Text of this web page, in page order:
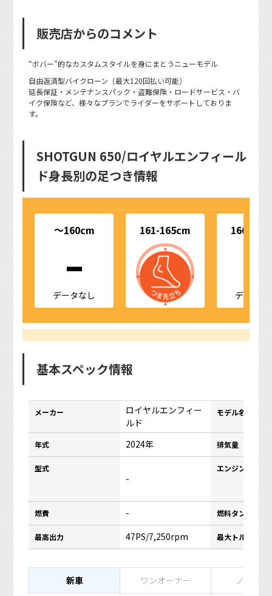
販売店からのコメント
“ボバー”的なカスタムスタイルを身にまとうニューモデル
自由返済型バイクローン（最大120回払い可能）
延長保証・メンテナンスパック・盗難保険・ロードサービス・バ
イク保険など、様々なプランでライダーをサポートしておりま
す。
SHOTGUN 650/ロイヤルエンフィール
ド身長別の足つき情報
～160cm
-
データなし
161-165cm 166-
データな
基本スペック情報
メーカー
ロイヤルエンフィー
ルド
モデル名
年式 2024年 排気量
型式
-
エンジンタイプ
燃費 - 燃料タンク容量
最高出力 47PS/7,250rpm 最大トルク
新車 ワンオーナー ノーマル